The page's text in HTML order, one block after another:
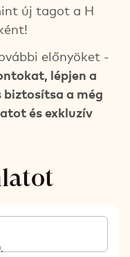
új tagot a H
előnyöket -
lépjen a
a még
és exkluzív